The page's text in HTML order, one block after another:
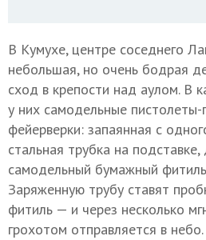
В Кумухе, центре соседнего
небольшая, но очень бодрая
сход в крепости над аулом. В
у них самодельные пистолеты-
фейерверки: запаянная с
стальная трубка на
самодельный бумажный
Заряженную трубу ставят
фитиль — и через несколько
грохотом отправляется в небо.